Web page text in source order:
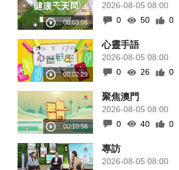
2026-08-05 08:00
0
50 0
心靈手語
2026-08-05 08:00
0
26 0
聚焦澳門
2026-08-05 08:00
0
40 0
專訪
2026-08-05 08:00